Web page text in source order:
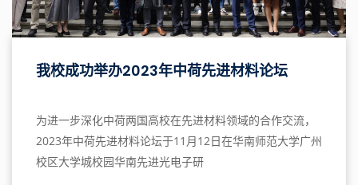
我校成功举办2023年中荷先进材料论坛
为进一步深化中荷两国高校在先进材料领域的合作交流，
2023年中荷先进材料论坛于11月12日在华南师范大学广州
校区大学城校园华南先进光电子研